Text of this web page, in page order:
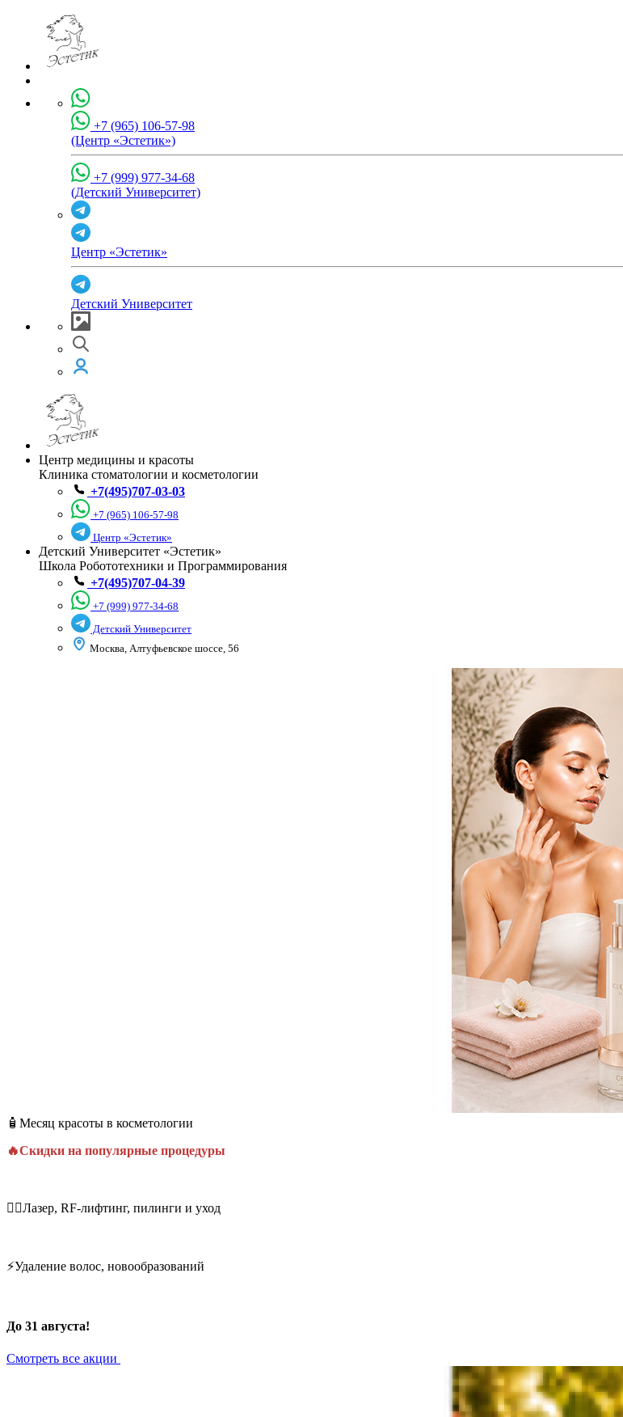
+7 (965) 106-57-98
(Центр «Эстетик»)
+7 (999) 977-34-68
(Детский Университет)
Центр «Эстетик»
Детский Университет
Центр медицины и красоты
Клиника стоматологии и косметологии
+7(495)707-03-03
+7 (965) 106-57-98
Центр «Эстетик»
Детский Университет «Эстетик»
Школа Робототехники и Программирования
+7(495)707-04-39
+7 (999) 977-34-68
Детский Университет
Москва, Алтуфьевское шоссе, 56
🧴Месяц красоты в косметологии
🔥Скидки на популярные процедуры
💆‍♀️Лазер, RF-лифтинг, пилинги и уход
⚡Удаление волос, новообразований
До 31 августа!
Смотреть все акции